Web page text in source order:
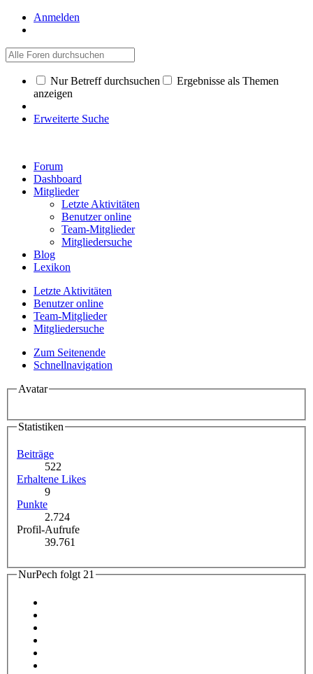
Anmelden
Nur Betreff durchsuchen
Ergebnisse als Themen
anzeigen
Erweiterte Suche
Forum
Dashboard
Mitglieder
Letzte Aktivitäten
Benutzer online
Team-Mitglieder
Mitgliedersuche
Blog
Lexikon
Letzte Aktivitäten
Benutzer online
Team-Mitglieder
Mitgliedersuche
Zum Seitenende
Schnellnavigation
Avatar
Statistiken
Beiträge
522
Erhaltene Likes
9
Punkte
2.724
Profil-Aufrufe
39.761
NurPech folgt 21